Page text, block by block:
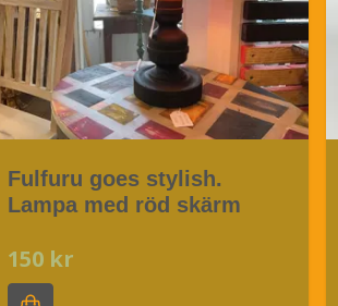
Fulfuru goes stylish.
Lampa med röd skärm
150 kr